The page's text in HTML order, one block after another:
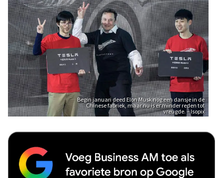
Begin januari deed Elon Musk nog een dansje in de
Chinese fabriek, maar nu is er minder reden tot
vreugde. – Isopix